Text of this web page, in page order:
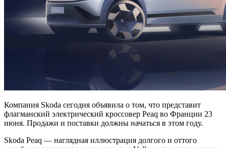
Компания Skoda сегодня объявила о том, что представит
флагманский электрический кроссовер Peaq во Франции 23
июня. Продажи и поставки должны начаться в этом году.
Skoda Peaq — наглядная иллюстрация долгого и оттого